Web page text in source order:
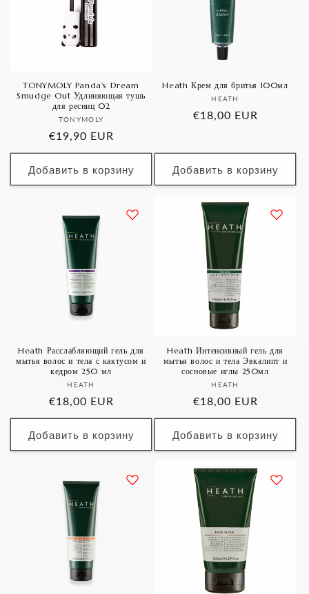
TONYMOLY Panda's Dream
Smudge Out Удлиняющая тушь
для ресниц 02
Продавец:
TONYMOLY
Обычная
цена
€19,90 EUR
Добавить в корзину
Heath Крем для бритья 100мл
Продавец:
HEATH
Обычная
€18,00 EUR
Добавить в корзину
Heath Расслабляющий гель для
мытья волос и тела с кактусом и
кедром 250 мл
Продавец:
HEATH
Обычная
цена
€18,00 EUR
Добавить в корзину
Heath Интенсивный гель для
мытья волос и тела Эвкалипт и
сосновые иглы 250мл
Продавец:
HEATH
Обычная
цена
€18,00 EUR
Добавить в корзину